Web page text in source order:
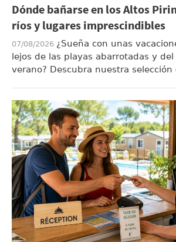
Dónde bañarse en los Altos
ríos y lugares imprescindibles
07/08/2026 ¿Sueña con unas
lejos de las playas abarrotadas y del
verano? Descubra nuestra selección